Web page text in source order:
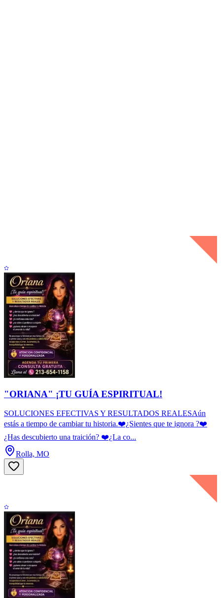
"ORIANA" ¡TU GUÍA ESPIRITUAL!
SOLUCIONES EFECTIVAS Y RESULTADOS REALESAún
estás a tiempo de cambiar tu historia.❤️¿Sientes que te ignora ?❤️
¿Has descubierto una traición? ❤️¿La co...
Rolla, MO